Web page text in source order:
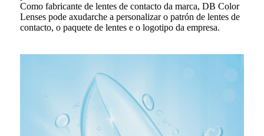
Como fabricante de lentes de contacto da marca, DB Color
Lenses pode axudarche a personalizar o patrón de lentes de
contacto, o paquete de lentes e o logotipo da empresa.